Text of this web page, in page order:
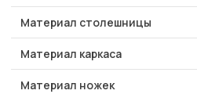
Материал столешницы
Материал каркаса
Материал ножек